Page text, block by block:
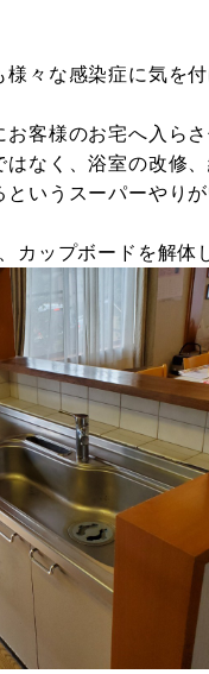
々な感染症に気を
客様のお宅へ入らさ
なく、浴室の改修
いうスーパーやり
カップボードを解体